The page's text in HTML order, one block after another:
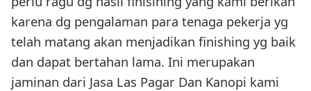
karena dg pengalaman para tenaga pekerja yg
telah matang akan menjadikan finishing yg baik
dan dapat bertahan lama. Ini merupakan
jaminan dari Jasa Las Pagar Dan Kanopi kami